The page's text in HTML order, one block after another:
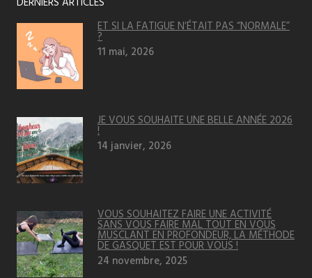
ET SI LA FATIGUE N’ÉTAIT PAS “NORMALE”
?
11 mai, 2026
JE VOUS SOUHAITE UNE BELLE ANNÉE 2026
!
14 janvier, 2026
VOUS SOUHAITEZ FAIRE UNE ACTIVITÉ
SANS VOUS FAIRE MAL TOUT EN VOUS
MUSCLANT EN PROFONDEUR, LA MÉTHODE
DE GASQUET EST POUR VOUS !
24 novembre, 2025